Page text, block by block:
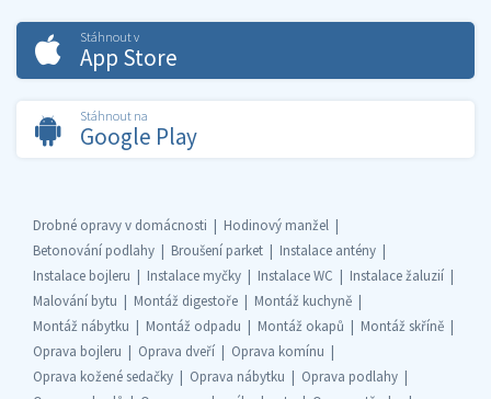
Stáhnout v
App Store
Stáhnout na
Google Play
Drobné opravy v domácnosti
Hodinový manžel
Betonování podlahy
Broušení parket
Instalace antény
Instalace bojleru
Instalace myčky Instalace WC
Instalace žaluzií
Malování bytu
Montáž digestoře
Montáž kuchyně
Montáž nábytku
Montáž odpadu Montáž okapů
Montáž skříně
Oprava bojleru
Oprava dveří
Oprava komínu
Oprava kožené sedačky
Oprava nábytku
Oprava podlahy